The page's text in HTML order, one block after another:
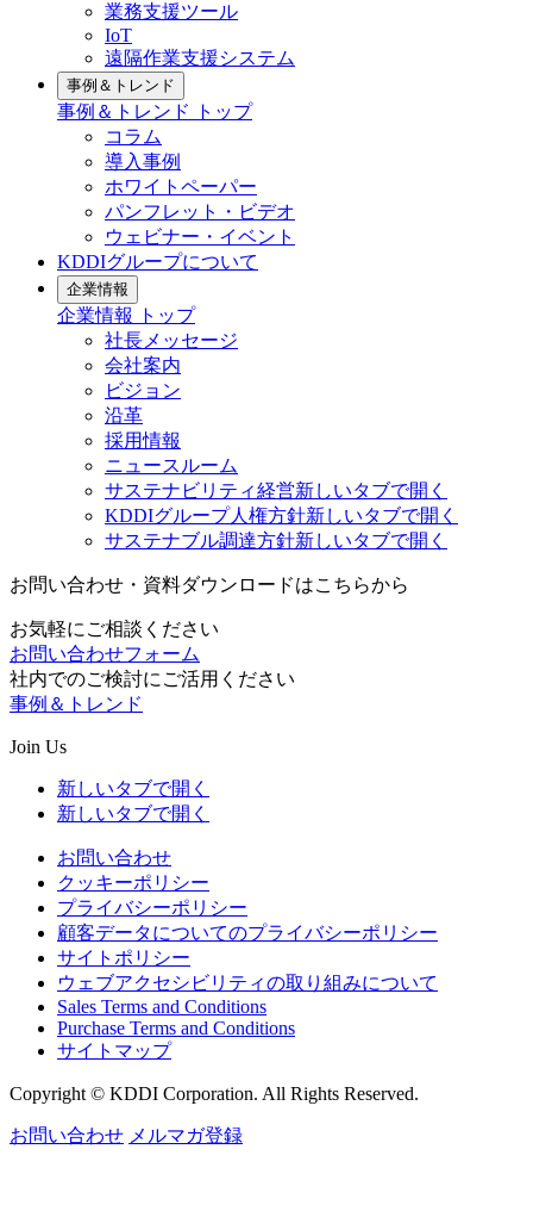
業務支援ツール
IoT
遠隔作業支援システム
事例＆トレンド
事例＆トレンド
トップ
コラム
導入事例
ホワイトペーパー
パンフレット・ビデオ
ウェビナー・イベント
KDDIグループについて
企業情報
企業情報
トップ
社長メッセージ
会社案内
ビジョン
沿革
採用情報
ニュースルーム
サステナビリティ経営新しいタブで開く
KDDIグループ人権方針新しいタブで開く
サステナブル調達方針新しいタブで開く
お問い合わせ・資料ダウンロードはこちらから
お気軽にご相談ください
お問い合わせフォーム
社内でのご検討にご活用ください
事例＆トレンド
Join Us
新しいタブで開く
新しいタブで開く
お問い合わせ
クッキーポリシー
プライバシーポリシー
顧客データについてのプライバシーポリシー
サイトポリシー
ウェブアクセシビリティの取り組みについて
Sales Terms and Conditions
Purchase Terms and Conditions
サイトマップ
Copyright © KDDI Corporation. All Rights Reserved.
お問い合わせ メルマガ登録